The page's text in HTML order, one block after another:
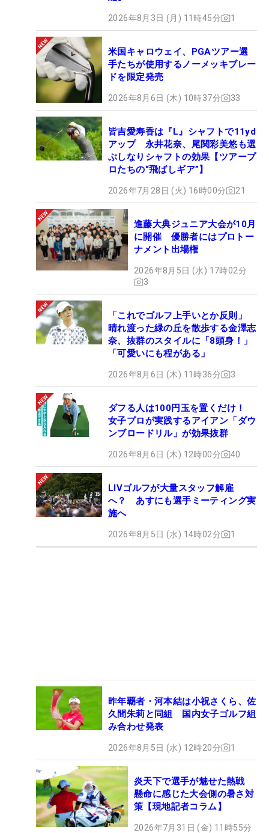
2026年8月3日 (月) 11時45分 1
米国キャロウェイ、PGAツアー選
手たちが使用するノーメッキブレー
ドを限定発売
2026年8月6日 (木) 10時37分 33
皆吉愛寿香は『L』シャフトで11yd
アップ 永井花奈、尾関彩美悠も選
ぶしなりシャフトの効果【ツアープ
ロたちの“飛ばしギア”】
2026年7月28日 (火) 16時00分 21
進藤大典ジュニア大会が10月
に開催 優勝者にはプロトー
ナメント出場権
2026年8月5日 (水) 17時02分
3
「これでゴルフ上手いとか反則」
晴れ渡った緑の丘を散歩する金澤志
奈、抜群のスタイルに「8頭身！」
「可愛いにも程がある」
2026年8月6日 (木) 11時36分 3
ダフる人は100円玉を置くだけ！
女子プロが実践するアイアン「ダウ
ンブロードリル」が効果抜群
2026年8月6日 (木) 12時00分 40
LIVゴルフが大量スタッフ解雇
へ？ あすにも選手ミーティング実
施へ
2026年8月5日 (水) 14時02分 1
昨年覇者・河本結は小祝さくら、佐
久間朱莉と同組 国内女子ゴルフ組
み合わせ発表
2026年8月5日 (水) 12時20分 1
炎天下で選手が魅せた熱戦
懸命に感じた大会側の暑さ対
策【現地記者コラム】
2026年7月31日 (金) 11時55分